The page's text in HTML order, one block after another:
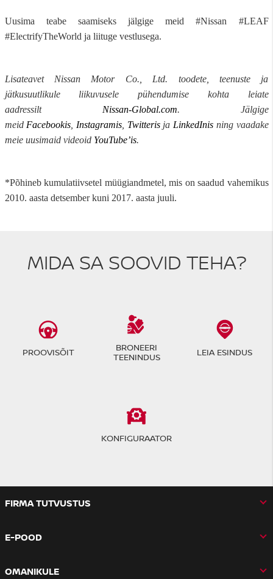
Uusima teabe saamiseks jälgige meid #Nissan #LEAF
#ElectrifyTheWorld ja liituge vestlusega.
Lisateavet Nissan Motor Co., Ltd. toodete, teenuste ja
jätkusuutlikule liikuvusele pühendumise kohta leiate
aadressilt Nissan-Global.com. Jälgige
meid Facebookis Instagramis, Twitterisja LinkedInis ning vaadake
meie uusimaid videoid YouTube’is.
*Põhineb kumulatiivsetel müügiandmetel, mis on saadud vahemikus
2010. aasta detsember kuni 2017. aasta juuli.
MIDA SA SOOVID TEHA?
PROOVISÕIT
BRONEERI
TEENINDUS
LEIA ESINDUS
KONFIGURAATOR
FIRMA TUTVUSTUS
E-POOD
OMANIKULE